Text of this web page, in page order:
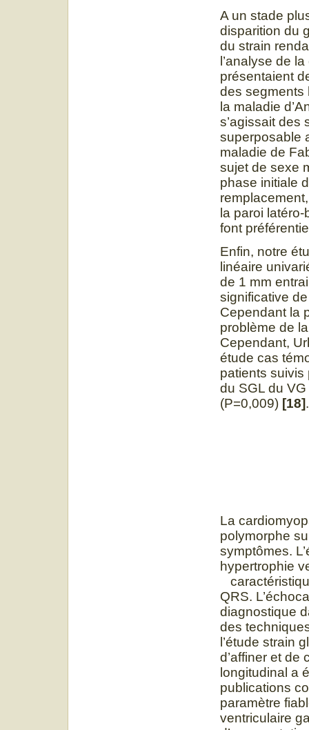
A un stade
disparition du
du strain
l’analyse de
présentaient
des segments
la maladie
s’agissait des
superposable
maladie de
sujet de sexe
phase initiale
la paroi
font
Enfin, notre
linéaire
de 1 mm
significative
Cependant la
problème de
Cependant,
étude cas
patients suivis
du SGL du
(P=0,009) [18].
La
polymorphe
symptômes.
hypertrophie
QRS.
diagnostique
des
l’étude strain
d’affiner et de
longitudinal a
publications
paramètre
ventriculaire